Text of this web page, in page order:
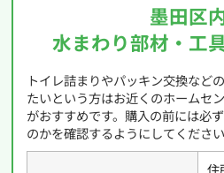
墨田区
水まわり部材・工
トイレ詰まりやパッキン交換など
たいという方はお近くのホームセ
がおすすめです。購入の前には必
のかを確認するようにしてください
住